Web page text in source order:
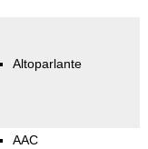
Altoparlante
AAC